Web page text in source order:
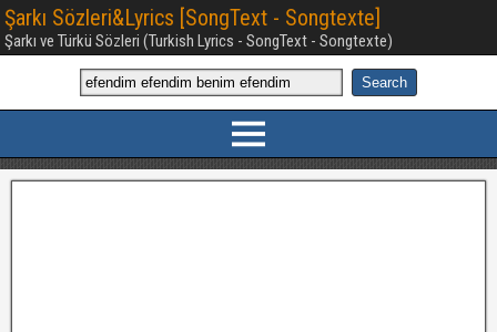
Şarkı Sözleri&Lyrics [SongText - Songtexte]
Şarkı ve Türkü Sözleri (Turkish Lyrics - SongText - Songtexte)